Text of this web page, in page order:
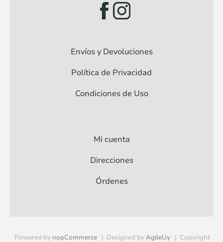
Envíos y Devoluciones
Política de Privacidad
Condiciones de Uso
Mi cuenta
Direcciones
Órdenes
Powered by nopCommerce Designed byAgileUy Copyright